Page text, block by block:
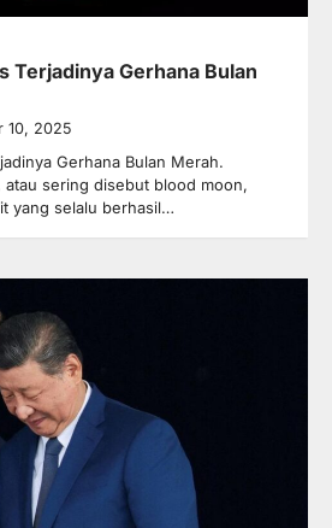
Terjadinya Gerhana Bulan
10, 2025
Gerhana Bulan Merah.
atau sering disebut blood moon,
yang selalu berhasil…